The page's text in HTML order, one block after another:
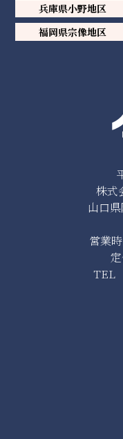
株
山口
営業
兵庫県小野地区
福岡県宗像地区